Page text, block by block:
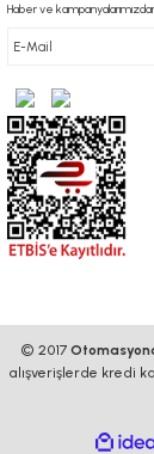
Haber ve
© 2017
alışverişlerde kredi